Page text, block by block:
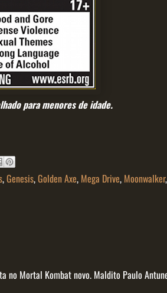
para menores de idade.
,Genesis,Golden Axe, Mega Drive, Moonwalker,
no Mortal Kombat novo. Maldito Paulo